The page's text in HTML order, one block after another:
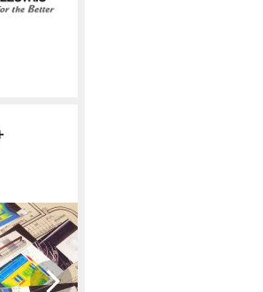
Effizienter
auf kleinem Baugrund